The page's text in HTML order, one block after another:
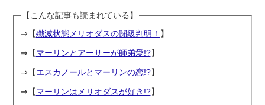
【こんな記事も読まれている】
⇒【殲滅状態メリオダスの闘級判明！ 】
⇒【マーリンとアーサーが師弟愛!?】
⇒【エスカノールとマーリンの恋!?】
⇒【マーリンはメリオダスが好き!?】